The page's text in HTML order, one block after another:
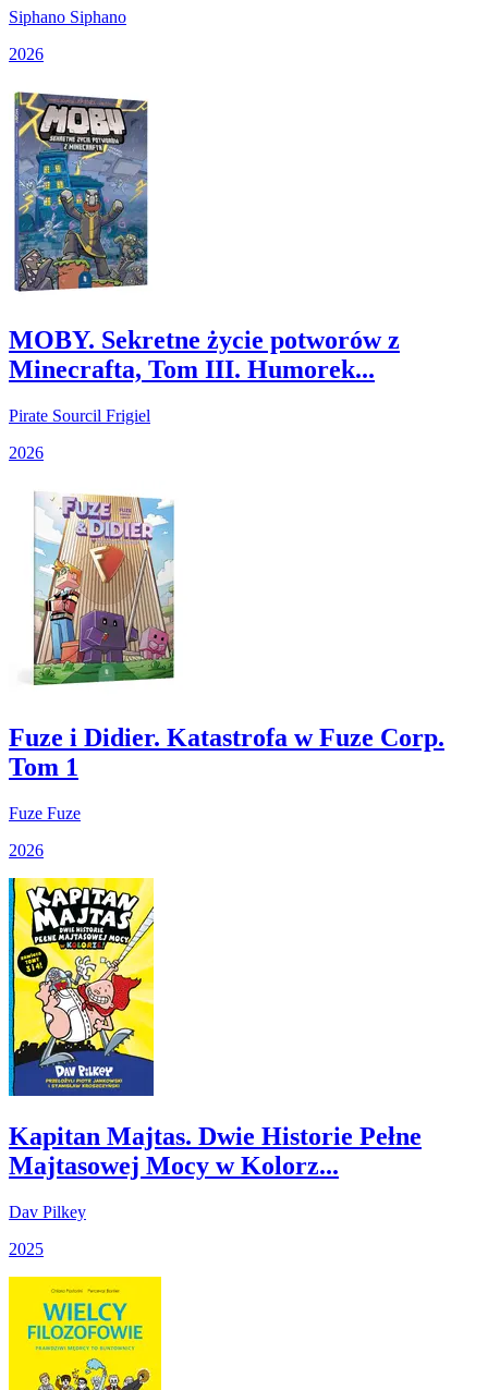
Siphano Siphano
2026
MOBY. Sekretne życie potworów z
Minecrafta, Tom III. Humorek...
Pirate Sourcil Frigiel
2026
Fuze i Didier. Katastrofa w Fuze Corp.
Tom 1
Fuze Fuze
2026
Kapitan Majtas. Dwie Historie Pełne
Majtasowej Mocy w Kolorz...
Dav Pilkey
2025